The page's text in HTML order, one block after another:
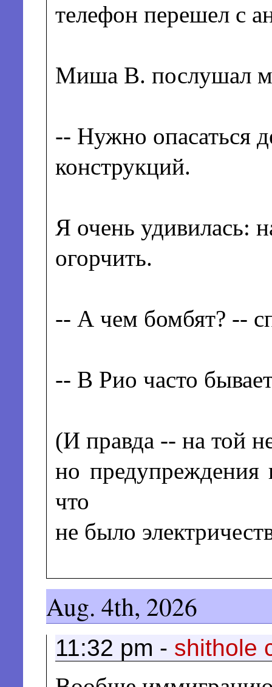
телефон перешел с
Миша В. послушал
-- Нужно опасаться
конструкций.
Я очень удивилась:
огорчить.
-- А чем бомбят? --
-- В Рио часто
(И правда -- на той
но предупреждения
что
не было
Aug. 4th, 2026
11:32 pm - shithole